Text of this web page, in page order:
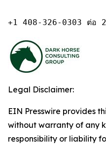
+1 408-326-0303 ต่อ
Legal Disclaimer:
EIN Presswire provides
without warranty of any
responsibility or liability